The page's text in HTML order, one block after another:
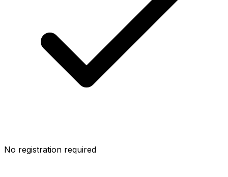
No registration required